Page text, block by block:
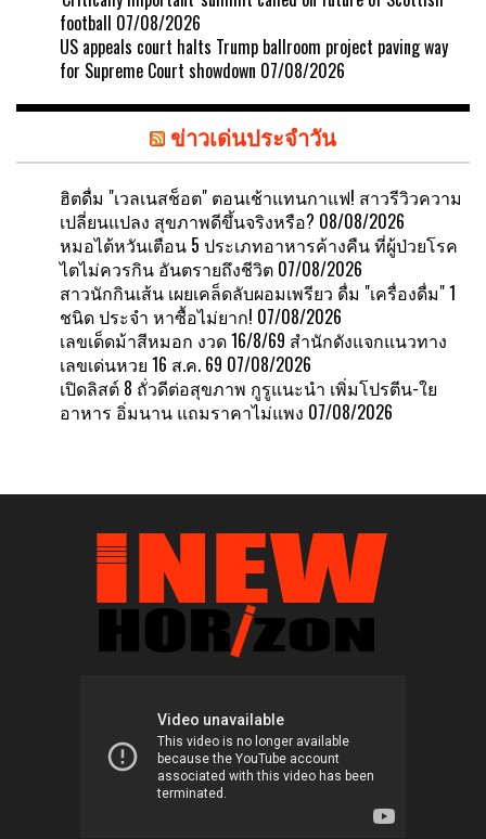
football 07/08/2026
US appeals court halts Trump ballroom project paving way
for Supreme Court showdown 07/08/2026
ข่าวเด่นประจำวัน
ฮิตดื่ม "เวลเนสช็อต" ตอนเช้าแทนกาแฟ! สาวรีวิวความ
เปลี่ยนแปลง สุขภาพดีขึ้นจริงหรือ? 08/08/2026
หมอไต้หวันเตือน 5 ประเภทอาหารค้างคืน ที่ผู้ป่วยโรค
ไตไม่ควรกิน อันตรายถึงชีวิต 07/08/2026
สาวนักกินเส้น เผยเคล็ดลับผอมเพรียว ดื่ม "เครื่องดื่ม" 1
ชนิด ประจำ หาซื้อไม่ยาก! 07/08/2026
เลขเด็ดม้าสีหมอก งวด 16/8/69 สำนักดังแจกแนวทาง
เลขเด่นหวย 16 ส.ค. 69 07/08/2026
เปิดลิสต์ 8 ถั่วดีต่อสุขภาพ กูรูแนะนำ เพิ่มโปรตีน-ใย
อาหาร อิ่มนาน แถมราคาไม่แพง 07/08/2026